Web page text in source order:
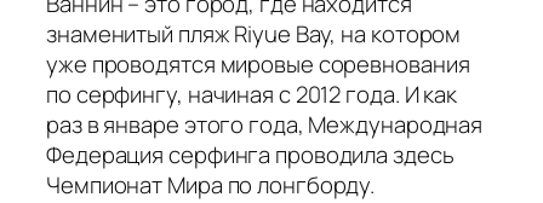
знаменитый пляж Riyue Bay, на котором
уже проводятся мировые соревнования
по серфингу, начиная с 2012 года. И как
раз в январе этого года, Международная
Федерация серфинга проводила здесь
Чемпионат Мира по лонгборду.